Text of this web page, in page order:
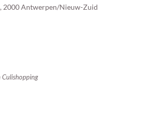
2000 Antwerpen/Nieuw-Zuid
Culishopping